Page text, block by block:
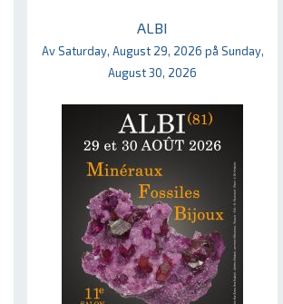
ALBI
Av Saturday, August 29, 2026 på Sunday,
August 30, 2026